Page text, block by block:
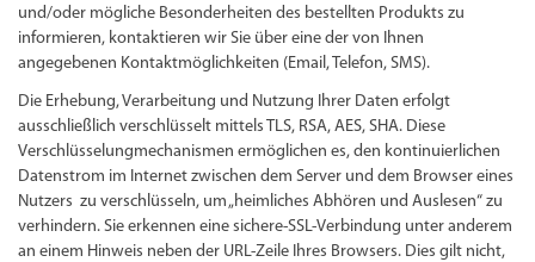
und/oder mögliche Besonderheiten des bestellten Produkts zu
informieren, kontaktieren wir Sie über eine der von Ihnen
angegebenen Kontaktmöglichkeiten (Email, Telefon, SMS).
Die Erhebung, Verarbeitung und Nutzung Ihrer Daten erfolgt
ausschließlich verschlüsselt mittels TLS, RSA, AES, SHA. Diese
Verschlüsselungmechanismen ermöglichen es, den kontinuierlichen
Datenstrom im Internet zwischen dem Server und dem Browser eines
Nutzers zu verschlüsseln, um „heimliches Abhören und Auslesen“ zu
verhindern. Sie erkennen eine sichere-SSL-Verbindung unter anderem
an einem Hinweis neben der URL-Zeile Ihres Browsers. Dies gilt nicht,